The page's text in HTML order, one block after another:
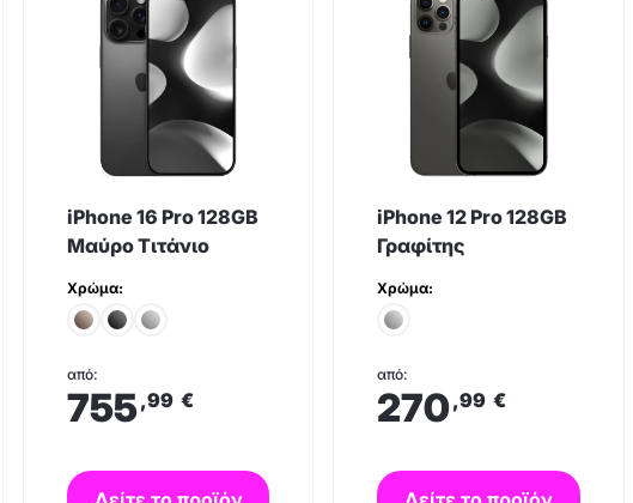
iPhone 16 Pro 128GB
Μαύρο Τιτάνιο
Χρώμα:
από:
755,99 €
iPhone 12 Pro 128GB
Γραφίτης
Χρώμα:
από:
270,99 €